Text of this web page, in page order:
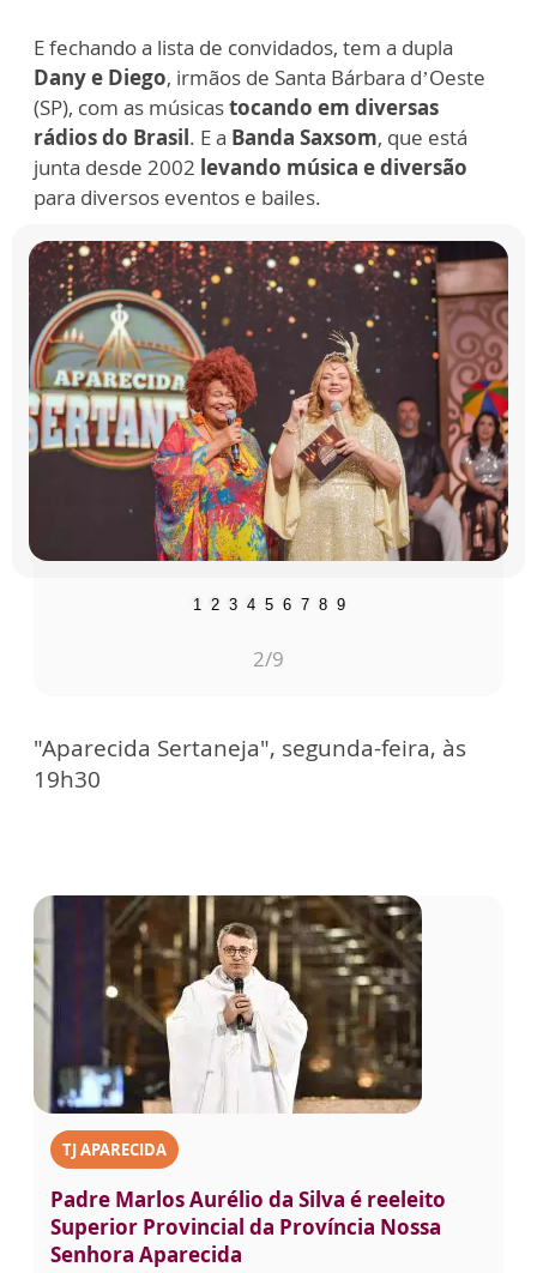
E fechando a lista de convidados, tem a dupla
Dany e Diego, irmãos de Santa Bárbara d’Oeste
(SP), com as músicastocando em diversas
rádios do Brasil. E a Banda Saxsom, que está
junta desde 2002 levando música e diversão
para diversos eventos e bailes.
1 2 3 4 5 6 7 8 9
3/9
"Aparecida Sertaneja", segunda-feira, às
19h30
TJ APARECIDA
Padre Marlos Aurélio da Silva é reeleito
Superior Provincial da Província Nossa
Senhora Aparecida